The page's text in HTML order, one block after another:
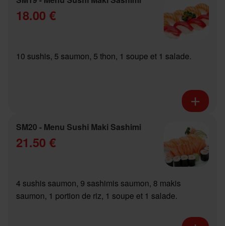
18.00 €
10 sushis, 5 saumon, 5 thon, 1 soupe et 1 salade.
SM20 - Menu Sushi Maki Sashimi
21.50 €
4 sushis saumon, 9 sashimis saumon, 8 makis
saumon, 1 portion de riz, 1 soupe et 1 salade.